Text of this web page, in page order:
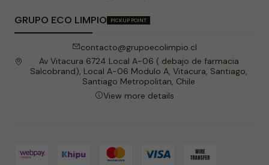
GRUPO ECO LIMPIO PICKUP POINT
contacto@grupoecolimpio.cl
Av Vitacura 6724 Local A-06 ( debajo de farmacia
Salcobrand), Local A-06 Modulo A, Vitacura, Santiago,
Santiago Metropolitan, Chile
View more details